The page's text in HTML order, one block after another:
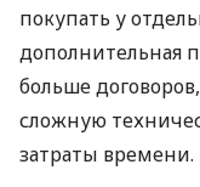
покупать у
дополнительная
больше
сложную
затраты времени.